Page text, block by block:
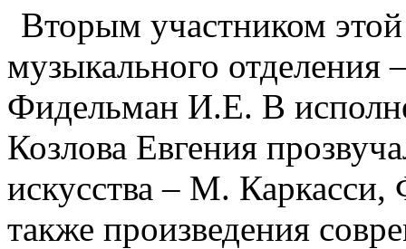
Вторым участником
музыкального отделения
Фидельман И.Е. В
Козлова Евгения
искусства – М.
также произведения